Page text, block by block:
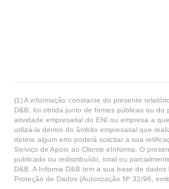
(1) A informação constante do presente
D&B, foi obtida junto de fontes públicas ou do
atividade empresarial do ENI ou empresa a
utilizá-la dentro do âmbito empresarial que
detete algum erro poderá solicitar a sua
Serviço de Apoio ao Cliente eInforma. O
publicado ou redistribuído, total ou
D&B. A Informa D&B tem a sua base de
Proteção de Dados (Autorização Nº 32/96,